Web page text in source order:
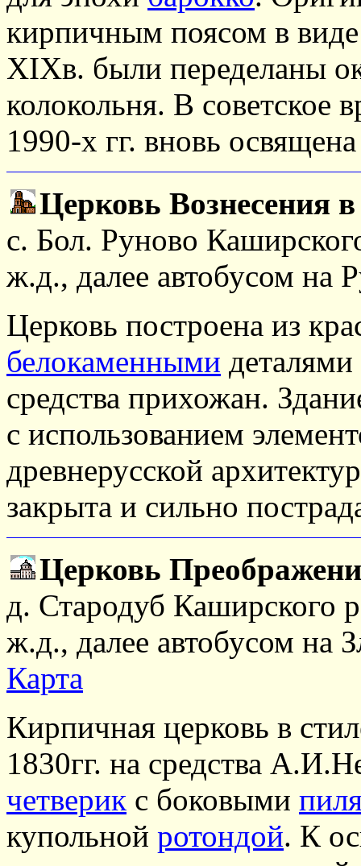
кирпичным поясом в
XIXв. были переделаны
колокольня. В советское
1990-х гг. вновь
Церковь Вознесения
с. Бол. Руново
ж.д., далее автобусом на
Церковь построена из
белокаменными
средства прихожан.
с использованием
древнерусской
закрыта и сильно
Церковь
д. Стародуб Каширского
ж.д., далее автобусом на
Карта
Кирпичная церковь в
1830гг. на средства
четверик с боковыми
купольной ротондой. К